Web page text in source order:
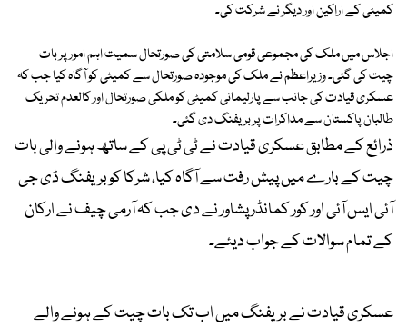
کمیٹی کے اراکین اور دیگر نے شرکت کی۔
اجلاس میں ملک کی مجموعی قومی سلامتی کی صورتحال سمیت اہم امور پر بات
چیت کی گئی۔ وزیراعظم نے ملک کی موجودہ صورتحال سے کمیٹی کو آگاہ کیا جب کہ
عسکری قیادت کی جانب سے پارلیمانی کمیٹی کو ملکی صورتحال اور کالعدم تحریک
طالبان پاکستان سے مذاکرات پر بریفنگ دی گئی۔
ذرائع کے مطابق عسکری قیادت نے ٹی ٹی پی کے ساتھ ہونے والی بات
چیت کے بارے میں پیش رفت سے آگاہ کیا، شرکا کو بریفنگ ڈی جی
آئی ایس آئی اور کور کمانڈر پشاور نے دی جب کہ آرمی چیف نے ارکان
کے تمام سوالات کے جواب دیئے۔
عسکری قیادت نے بریفنگ میں اب تک بات چیت کے ہونے والے